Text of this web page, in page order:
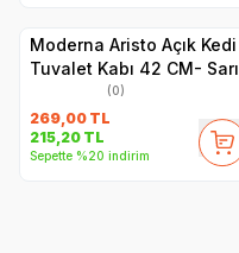
Moderna Aristo Açık Kedi
Tuvalet Kabı 42 CM- Sarı
(0)
269,00 TL
215,20 TL
Sepette %20 indirim